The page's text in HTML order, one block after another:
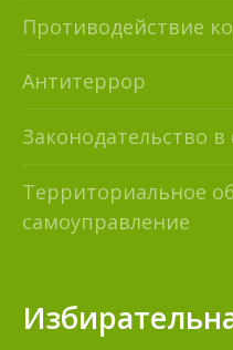
Противодействие
Антитеррор
Законодательство
Территориальное
самоуправление